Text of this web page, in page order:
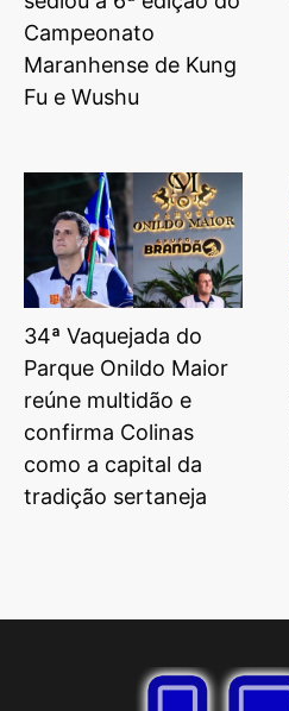
Campeonato
Maranhense de Kung
Fu e Wushu
34ª Vaquejada do
Parque Onildo Maior
reúne multidão e
confirma Colinas
como a capital da
tradição sertaneja